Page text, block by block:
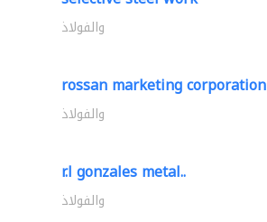
والفولاذ
rossan marketing corporation
والفولاذ
r.l gonzales metal..
والفولاذ